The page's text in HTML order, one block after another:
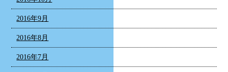
2016年9月
2016年8月
2016年7月